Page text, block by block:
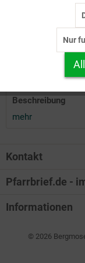
Auf Ihren
Beschreibung
mehr
Kontakt
Pfarrbrief.de -
Informationen
© 2026
Personalisierung
Service
Nur